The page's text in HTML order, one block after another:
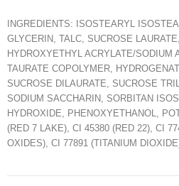
INGREDIENTS: ISOSTEARYL
GLYCERIN, TALC, SUCROSE
HYDROXYETHYL ACRYLATE/SODIUM
TAURATE COPOLYMER,
SUCROSE DILAURATE, SUCROSE
SODIUM SACCHARIN, SORBITAN
HYDROXIDE, PHENOXYETHANOL,
(RED 7 LAKE), CI 45380 (RED 22), CI
OXIDES), CI 77891 (TITANIUM